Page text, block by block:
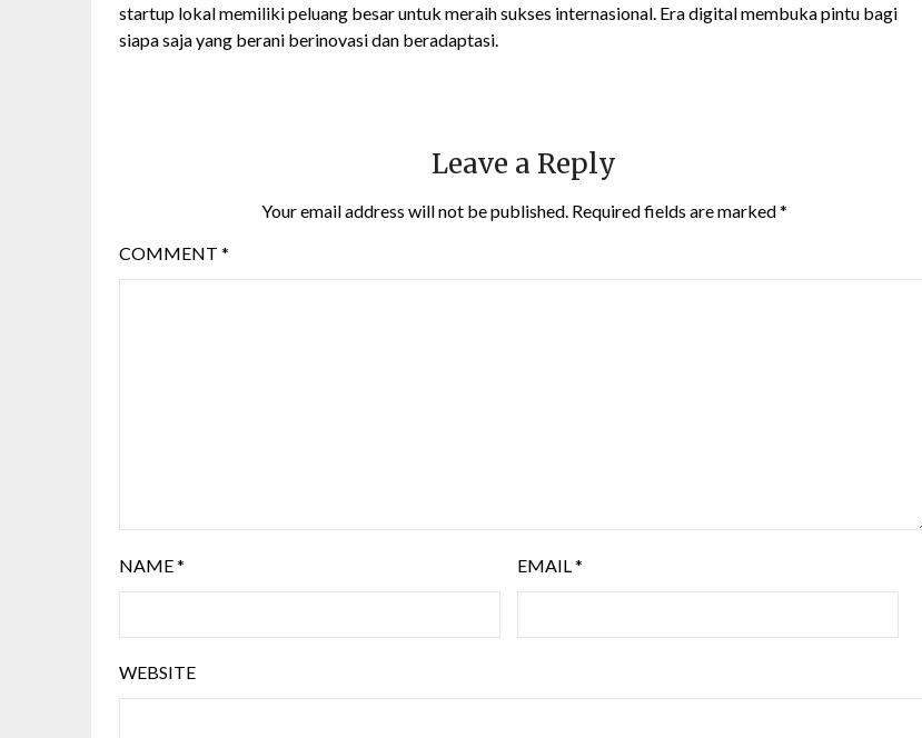
startup lokal memiliki peluang besar untuk meraih sukses internasional. Era digital membuka pintu bagi
siapa saja yang berani berinovasi dan beradaptasi.
Leave a Reply
Your email address will not be published. Required fields are marked*
COMMENT *
NAME* EMAIL*
WEBSITE